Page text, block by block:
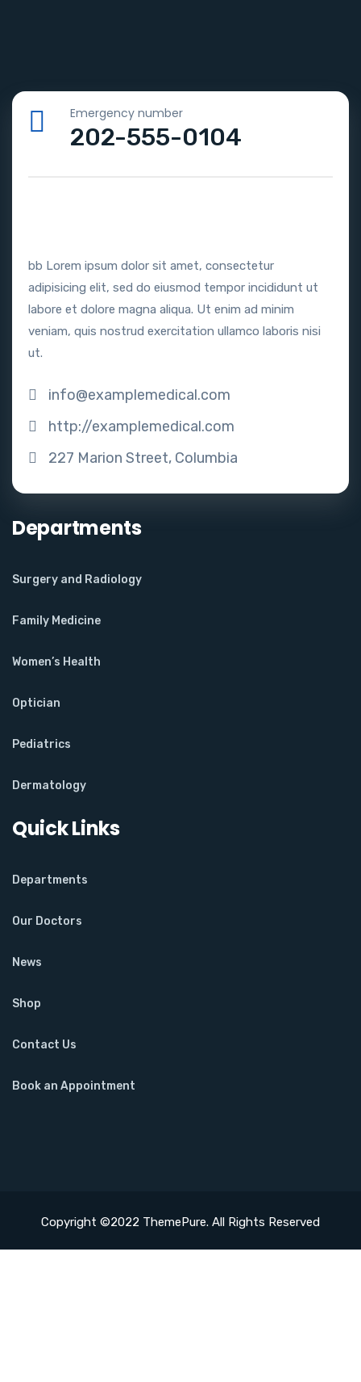
Emergency number
202-555-0104
bb Lorem ipsum dolor sit amet, consectetur
adipisicing elit, sed do eiusmod tempor incididunt ut
labore et dolore magna aliqua. Ut enim ad minim
veniam, quis nostrud exercitation ullamco laboris nisi
ut.
info@examplemedical.com
http://examplemedical.com
227 Marion Street, Columbia
Departments
Surgery and Radiology
Family Medicine
Women’s Health
Optician
Pediatrics
Dermatology
Quick Links
Departments
Our Doctors
News
Shop
Contact Us
Book an Appointment
Copyright ©2022 ThemePure. All Rights Reserved